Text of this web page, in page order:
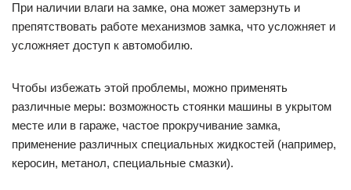
При наличии влаги на замке, она может замерзнуть и
препятствовать работе механизмов замка, что усложняет и
усложняет доступ к автомобилю.
Чтобы избежать этой проблемы, можно применять
различные меры: возможность стоянки машины в укрытом
месте или в гараже, частое прокручивание замка,
применение различных специальных жидкостей (например,
керосин, метанол, специальные смазки).